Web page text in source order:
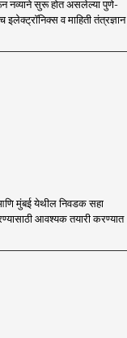
सुरू होत असलेल्या पुणे-
व माहिती तंत्रज्ञान
मुंबई येथील निवडक सहा
आवश्यक तयारी करण्यात